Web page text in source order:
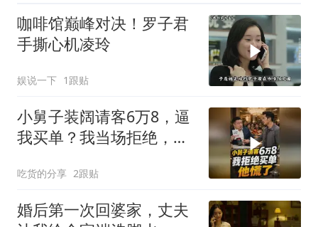
咖啡馆巅峰对决！罗子君
手撕心机凌玲
娱说一下 1跟贴
小舅子装阔请客6万8，逼
我买单？我当场拒绝，他
吃货的分享 2跟贴
婚后第一次回婆家，丈夫